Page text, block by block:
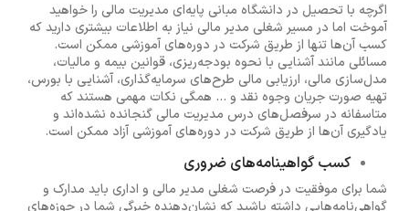
اگرچه با تحصیل در دانشگاه مبانی پایه‌ای مدیریت مالی را خواهید
آموخت اما در مسیر شغلی مدیر مالی نیاز به اطلاعات بیشتری دارید که
کسب آن‌ها تنها از طریق شرکت در دوره‌های آموزشی ممکن است.
مسائلی مانند آشنایی با نحوه بودجه‌ریزی، قوانین بیمه و مالیات،
مدل‌سازی مالی، ارزیابی مالی طرح‌های سرمایه‌گذاری، آشنایی با بورس،
تهیه صورت جریان وجوه نقد و ... همگی نکات مهمی هستند که
متاسفانه در سرفصل‌های درس مدیریت مالی گنجانده نشده‌اند و
یادگیری آن‌ها از طریق شرکت در دوره‌های آموزشی آزاد ممکن است.
کسب گواهینامه‌های ضروری
شما برای موفقیت در فرصت شغلی مدیر مالی و اداری باید مدارک و
گواهی‌نامه‌هایی داشته باشید که نشان‌دهنده خبرگی شما در حوزه‌های